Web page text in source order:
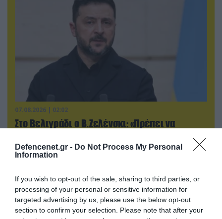
Defencenet.gr - Do Not Process My Personal
Information
If you wish to opt-out of the sale, sharing to third parties, or
processing of your personal or sensitive information for
targeted advertising by us, please use the below opt-out
section to confirm your selection. Please note that after your
07.08.2026 | 02:02
Στο Βελιγράδι ο Β.Ζελένσκι: «Πρέπει να
στρατόπεδο της Ρωσίας»